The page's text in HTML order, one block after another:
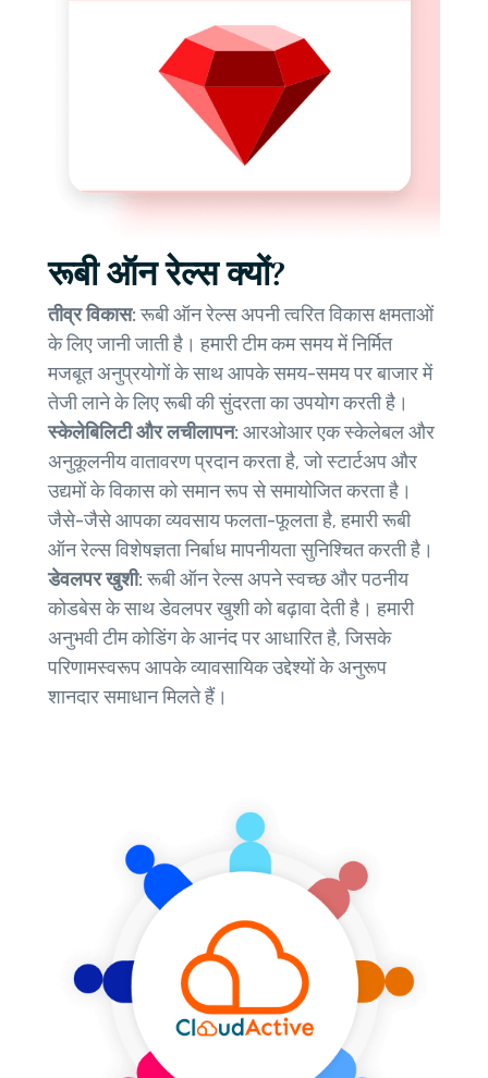
रूबी ऑन रेल्स क्यों?
तीव्र विकास:रूबी ऑन रेल्स अपनी त्वरित विकास क्षमताओं
के लिए जानी जाती है। हमारी टीम कम समय में निर्मित
मजबूत अनुप्रयोगों के साथ आपके समय-समय पर बाजार में
तेजी लाने के लिए रूबी की सुंदरता का उपयोग करती है।
स्केलेबिलिटी और लचीलापन: आरओआर एक स्केलेबल और
अनुकूलनीय वातावरण प्रदान करता है, जो स्टार्टअप और
उद्यमों के विकास को समान रूप से समायोजित करता है।
जैसे-जैसे आपका व्यवसाय फलता-फूलता है, हमारी रूबी
ऑन रेल्स विशेषज्ञता निर्बाध मापनीयता सुनिश्चित करती है।
डेवलपर खुशी:रूबी ऑन रेल्स अपने स्वच्छ और पठनीय
कोडबेस के साथ डेवलपर खुशी को बढ़ावा देती है। हमारी
अनुभवी टीम कोडिंग के आनंद पर आधारित है, जिसके
परिणामस्वरूप आपके व्यावसायिक उद्देश्यों के अनुरूप
शानदार समाधान मिलते हैं।